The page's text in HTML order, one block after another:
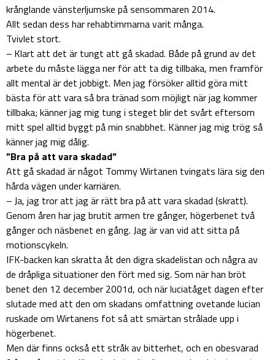
krånglande vänsterljumske på sensommaren 2014.
Allt sedan dess har rehabtimmarna varit många.
Tvivlet stort.
– Klart att det är tungt att gå skadad. Både på grund av det
arbete du måste lägga ner för att ta dig tillbaka, men framför
allt mental är det jobbigt. Men jag försöker alltid göra mitt
bästa för att vara så bra tränad som möjligt när jag kommer
tillbaka; känner jag mig tung i steget blir det svårt eftersom
mitt spel alltid byggt på min snabbhet. Känner jag mig trög så
känner jag mig dålig.
”Bra på att vara skadad”
Att gå skadad är något Tommy Wirtanen tvingats lära sig den
hårda vägen under karriären.
– Ja, jag tror att jag är rätt bra på att vara skadad (skratt).
Genom åren har jag brutit armen tre gånger, högerbenet två
gånger och näsbenet en gång. Jag är van vid att sitta på
motionscykeln.
IFK-backen kan skratta åt den digra skadelistan och några av
de dråpliga situationer den fört med sig. Som när han bröt
benet den 12 december 2001d, och när luciatåget dagen efter
slutade med att den om skadans omfattning ovetande lucian
ruskade om Wirtanens fot så att smärtan strålade upp i
högerbenet.
Men där finns också ett stråk av bitterhet, och en obesvarad